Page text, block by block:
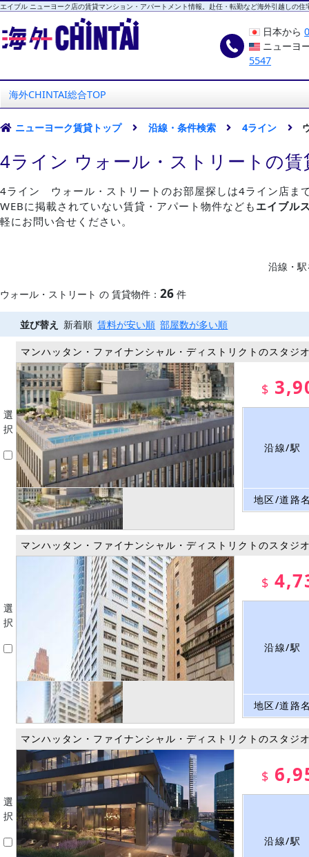
エイブル ニューヨーク店の賃貸マンション・アパートメント情報。赴任・転勤など海外引越しの住
日本から
ニューヨ
5547
海外CHINTAI総合TOP
ニューヨーク賃貸トップ 沿線・条件検索 4ライン
4ライン ウォール・ストリートの賃
4ライン ウォール・ストリートのお部屋探しは4ライン店ま
WEBに掲載されていない賃貸・アパート物件なども エイブル
軽にお問い合せください。
沿線・
ウォール・ストリート の 賃貸物件： 26 件
並び替え 新着順 賃料が安い順 部屋数が多い順
選
択
マンハッタン・ファイナンシャル・ディストリクトのスタジ
$
沿線/駅
地区/道路
選
択
マンハッタン・ファイナンシャル・ディストリクトのスタジ
$
沿線/駅
地区/道路
選
択
マンハッタン・ファイナンシャル・ディストリクトのスタジ
$
沿線/駅